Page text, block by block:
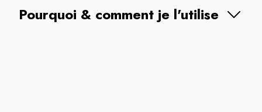
Pourquoi & comment je l'utilise